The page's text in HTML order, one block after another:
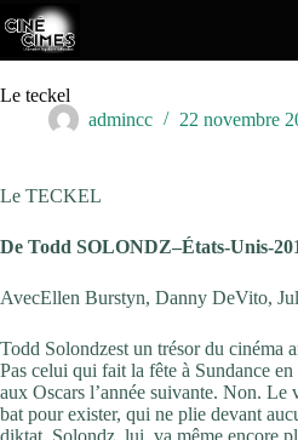
Passer
au
contenu
Le teckel
admincc
22 novembre
Le TECKEL
De Todd SOLONDZ–États-Unis-
AvecEllen Burstyn, Danny DeVito,
Todd Solondzest un trésor du cinéma
Pas celui qui fait la fête à Sundance en
aux Oscars l’année suivante. Non. Le
bat pour exister, qui ne plie devant
diktat. Solondz, lui, va même encore